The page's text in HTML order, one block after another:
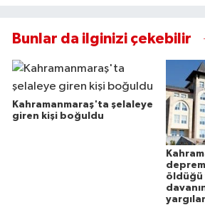
Bunlar da ilginizi çekebilir
Kahramanmaraş'ta şelaleye
giren kişi boğuldu
öldüğü